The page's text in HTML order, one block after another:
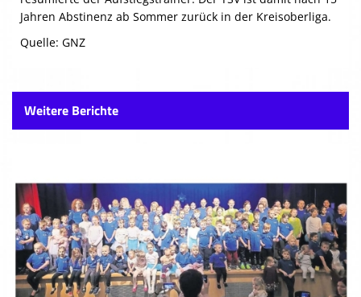
Jahren Abstinenz ab Sommer zurück in der Kreisoberliga.
Quelle: GNZ
Weitere Berichte